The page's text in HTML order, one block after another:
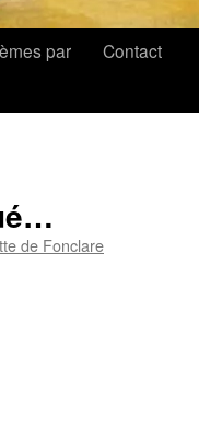
par
Contact
de Fonclare